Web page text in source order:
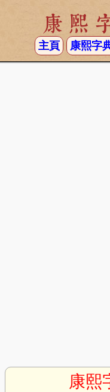
康熙
主頁 康熙字
康熙